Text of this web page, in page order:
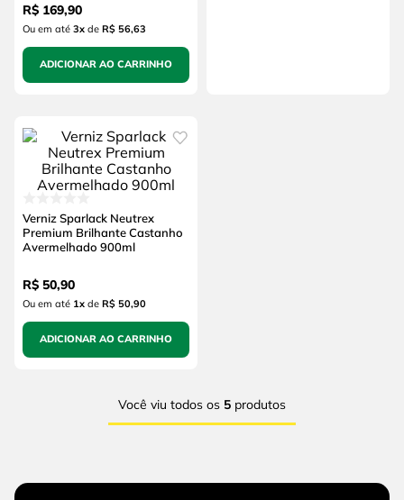
R$ 169,90
Ou em até 3xde R$ 56,63
ADICIONAR AO CARRINHO
Verniz Sparlack Neutrex
Premium Brilhante Castanho
Avermelhado 900ml
R$ 50,90
Ou em até 1xde R$ 50,90
ADICIONAR AO CARRINHO
Você viu todos os 5 produtos